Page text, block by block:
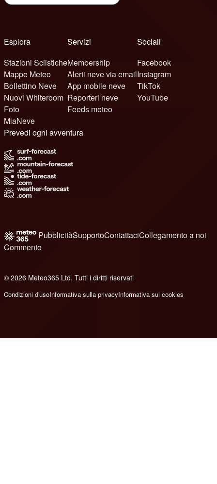
Esplora
Stazioni Sciistiche
Mappe Meteo
Bollettino Neve
Nuovi Whiteroom
Foto
MiaNeve
Servizi
Membership
Alerti neve via email
App mobile neve
Reporteri neve
Feeds meteo
Sociali
Facebook
Instagram
TikTok
YouTube
Prevedi ogni avventura
PubblicitàSupportoContattaciCollegamento a noi
Commento
© 2026 Meteo365 Ltd. Tutti i diritti riservati
Condizioni d'usoInformativa sulla privacyInformativa sui cookies